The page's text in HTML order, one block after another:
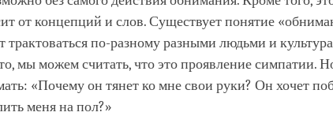
от концепций и слов. Существует понятие
трактоваться по-разному разными людьми и
мы можем считать, что это проявление симпатии.
«Почему он тянет ко мне свои руки? Он хочет
меня на пол?»